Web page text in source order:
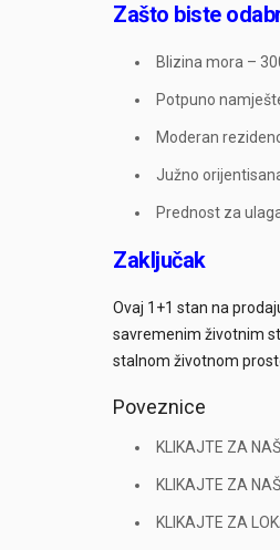
Zašto biste
Blizina mora –
Potpuno
Moderan
Južno
Prednost za
Zaključak
Ovaj 1+1 stan na
savremenim životnim
stalnom životnom
Poveznice
KLIKAJTE ZA
KLIKAJTE ZA
KLIKAJTE ZA